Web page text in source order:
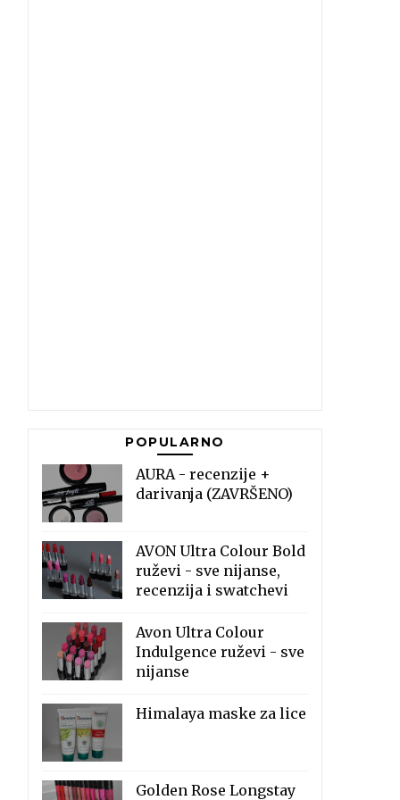
POPULARNO
AURA - recenzije +
darivanja (ZAVRŠENO)
AVON Ultra Colour Bold
ruževi - sve nijanse,
recenzija i swatchevi
Avon Ultra Colour
Indulgence ruževi - sve
nijanse
Himalaya maske za lice
Golden Rose Longstay